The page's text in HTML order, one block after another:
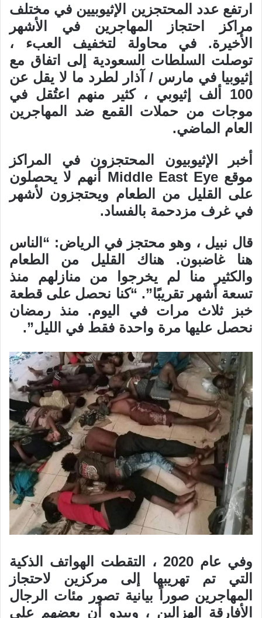
ارتفع عدد المحتجزين الإثيوبيين في مختلف
مراكز احتجاز المهاجرين في الأشهر
الأخيرة. في محاولة لتخفيف العبء ،
توصلت السلطات السعودية إلى اتفاق مع
إثيوبيا في مارس / آذار لطرد ما لا يقل عن
100 ألف إثيوبي ، كثير منهم اعتُقل في
موجات من حملات القمع ضد المهاجرين
العام الماضي.
أخبر الإثيوبيون المحتجزون في المراكز
موقع Middle East Eye أنهم لا يحصلون
على القليل من الطعام ويحتجزون لأشهر
في غرف مزدحمة بالفساد.
قال نبيل ، وهو محتجز في الرياض: “الناس
هنا غاضبون. هناك القليل من الطعام
والكثير منا لم يخرجوا من منازلهم منذ
تسعة أشهر تقريبًا”. “كنا نحصل على قطعة
خبز ثلاث مرات في اليوم. منذ رمضان
نحصل عليها مرة واحدة فقط في الليل”.
وفي عام 2020 ، التقطت الهواتف الذكية
التي تم تهريبها إلى مركزين لاحتجاز
المهاجرين صوراً بيانية تصور مئات الرجال
الأفارقة الهزالين ، ويبدو أن بعضهم على